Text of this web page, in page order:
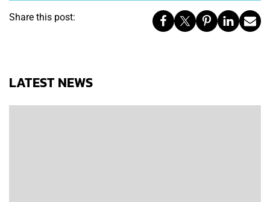
Share this post:
LATEST NEWS